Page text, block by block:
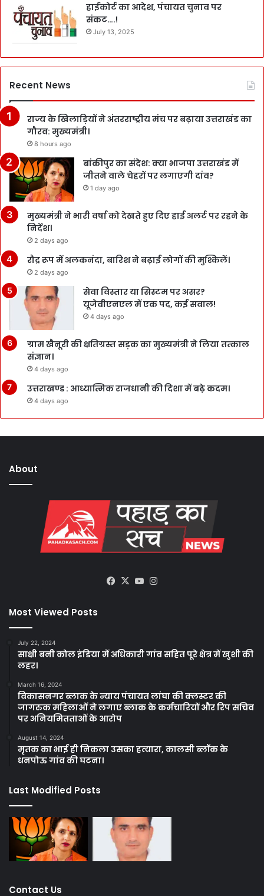
हाईकोर्ट का आदेश, पंचायत चुनाव पर
संकट….!
July 13, 2025
Recent News
राज्य के खिलाड़ियों ने अंतरराष्ट्रीय मंच पर बढ़ाया उत्तराखंड का
गौरव: मुख्यमंत्री।
8 hours ago
बांकीपुर का संदेश: क्या भाजपा उत्तराखंड में
जीतने वाले चेहरों पर लगाएगी दांव?
1 day ago
मुख्यमंत्री ने भारी वर्षा को देखते हुए दिए हाई अलर्ट पर रहने के
निर्देश।
2 days ago
रौद्र रूप में अलकनंदा, बारिश ने बढ़ाई लोगों की मुश्किलें।
2 days ago
सेवा विस्तार या सिस्टम पर असर?
यूजेवीएनएल में एक पद, कई सवाल!
4 days ago
ग्राम खैनूरी की क्षतिग्रस्त सड़क का मुख्यमंत्री ने लिया तत्काल
संज्ञान।
4 days ago
उत्तराखण्ड : आध्यात्मिक राजधानी की दिशा में बढ़े कदम।
4 days ago
About
Facebook
X YouTube
Most Viewed Posts
July 22, 2024
साक्षी बनी कोल इंडिया में अधिकारी गांव सहित पूरे क्षेत्र में खुशी की
लहर।
March 16, 2024
विकासनगर ब्लाक के न्याय पंचायत लांघा की क्लस्टर की
जागरुक महिलाओं ने लगाए ब्लाक के कर्मचारियों और रिप सचिव
पर अनियमितताओं के आरोप
August 14, 2024
मृतक का भाई ही निकला उसका हत्यारा, कालसी ब्लॉक के
धनपोऊ गांव की घटना।
Last Modified Posts
Contact Us